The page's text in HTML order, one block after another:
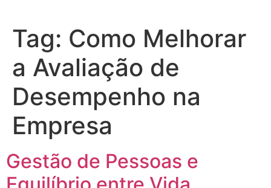
Tag: Como Melhorar
a Avaliação de
Desempenho na
Empresa
Gestão de Pessoas e